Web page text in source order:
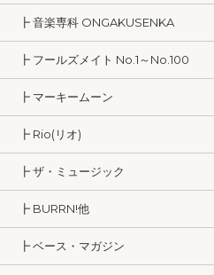
┣ 音楽専科 ONGAKUSENKA
┣ フールズメイト No.1～No.100
┣ マーキームーン
┣ Rio(リオ)
┣ ザ・ミュージック
┣ BURRN!他
┣ ベース・マガジン